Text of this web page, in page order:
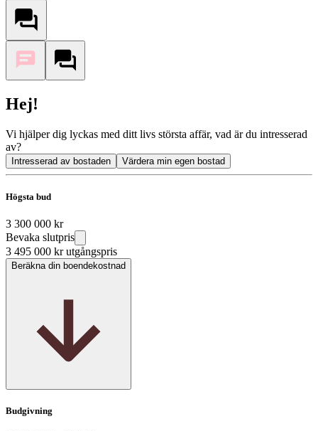
Hej!
Vi hjälper dig lyckas med ditt livs största affär, vad är du intresserad
av?
Intresserad av bostaden Värdera min egen bostad
Högsta bud
3 300 000 kr
Bevaka slutpris
3 495 000 kr utgångspris
Beräkna din boendekostnad
Budgivning